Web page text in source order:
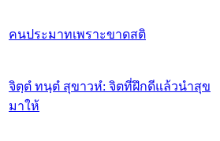
คนประมาทเพราะขาดสติ
จิตฺตํ ทนฺตํ สุขาวหํ: จิตที่ฝึกดีแล้วนำสุข
มาให้